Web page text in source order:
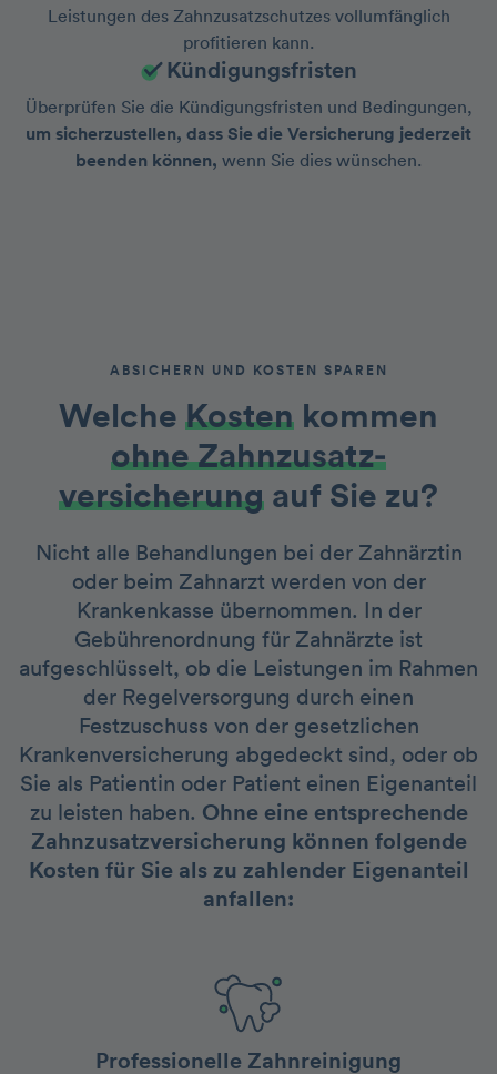
Leistungen des Zahnzusatzschutzes vollumfänglich
profitieren kann.
Kündigungsfristen
Überprüfen Sie die Kündigungsfristen und Bedingungen,
um sicherzustellen, dass Sie die Versicherung jederzeit
beenden können, wenn Sie dies wünschen.
ABSICHERN UND KOSTEN SPAREN
Welche Kosten kommen
ohne Zahnzusatz­
versicherung auf Sie zu?
Nicht alle Behandlungen bei der Zahnärztin
oder beim Zahnarzt werden von der
Krankenkasse übernommen. In der
Gebührenordnung für Zahnärzte ist
aufgeschlüsselt, ob die Leistungen im Rahmen
der Regelversorgung durch einen
Festzuschuss von der gesetzlichen
Krankenversicherung abgedeckt sind, oder ob
Sie als Patientin oder Patient einen Eigenanteil
zu leisten haben. Ohne eine entsprechende
Zahnzusatzversicherung können folgende
Kosten für Sie als zu zahlender Eigenanteil
anfallen:
Professionelle Zahnreinigung